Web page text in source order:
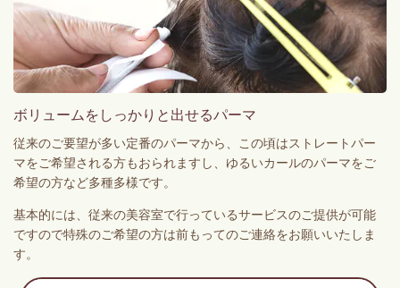
ボリュームをしっかりと出せるパーマ
従来のご要望が多い定番のパーマから、この頃はストレートパー
マをご希望される方もおられますし、ゆるいカールのパーマをご
希望の方など多種多様です。
基本的には、従来の美容室で行っているサービスのご提供が可能
ですので特殊のご希望の方は前もってのご連絡をお願いいたしま
す。